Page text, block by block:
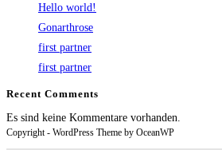
Hello world!
Gonarthrose
first partner
first partner
Recent Comments
Es sind keine Kommentare vorhanden.
Copyright - WordPress Theme by OceanWP